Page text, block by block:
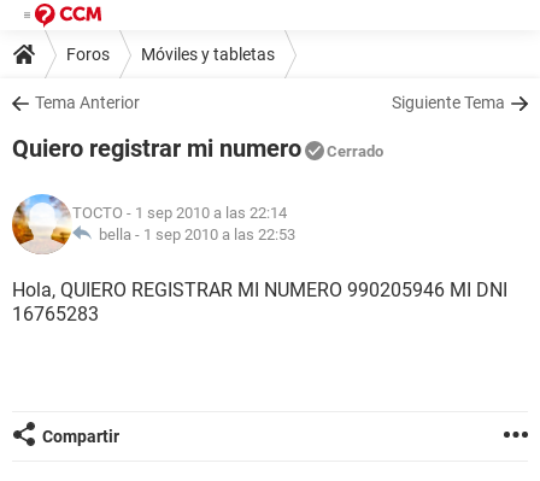
Foros Móviles y tabletas
Tema Anterior Siguiente Tema
Quiero registrar mi numero Cerrado
TOCTO - 1 sep 2010 a las 22:14
bella - 1 sep 2010 a las 22:53
Hola, QUIERO REGISTRAR MI NUMERO 990205946 MI DNI
16765283
Compartir